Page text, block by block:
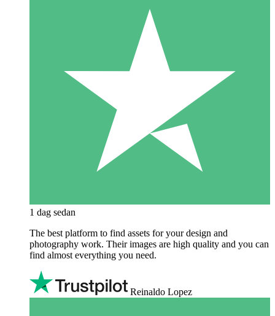
1 dag sedan
The best platform to find assets for your design and
photography work. Their images are high quality and you can
find almost everything you need.
Reinaldo Lopez